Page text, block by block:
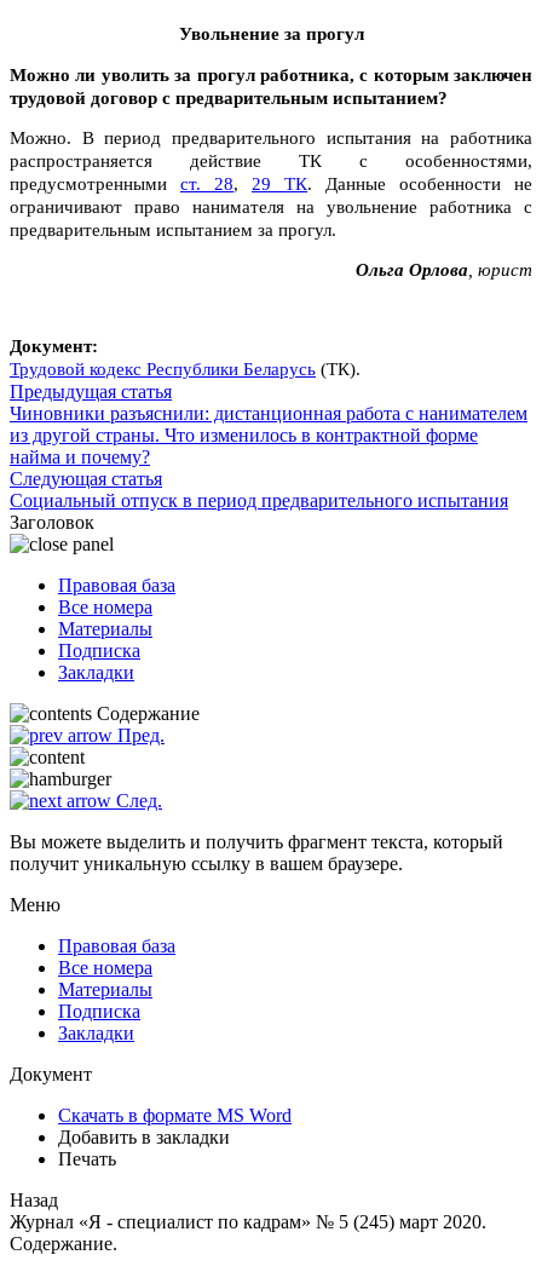
Увольнение за прогул
Можно ли уволить за прогул работника, с которым заключен
трудовой договор с предварительным испытанием?
Можно. В период предварительного испытания на работника
распространяется действие ТК с особенностями,
предусмотренными ст. 28, 29 ТК. Данные особенности не
ограничивают право нанимателя на увольнение работника с
предварительным испытанием за прогул.
Ольга Орлова , юрист
Документ:
Трудовой кодекс Республики Беларусь (ТК).
Предыдущая статья
Чиновники разъяснили: дистанционная работа с нанимателем
из другой страны. Что изменилось в контрактной форме
найма и почему?
Следующая статья
Социальный отпуск в период предварительного испытания
Заголовок
Правовая база
Все номера
Материалы
Подписка
Закладки
Содержание
Пред.
След.
Вы можете выделить и получить фрагмент текста, который
получит уникальную ссылку в вашем браузере.
Меню
Правовая база
Все номера
Материалы
Подписка
Закладки
Документ
Скачать в формате MS Word
Добавить в закладки
Печать
Назад
Журнал «Я - специалист по кадрам» № 5 (245) март 2020.
Содержание.